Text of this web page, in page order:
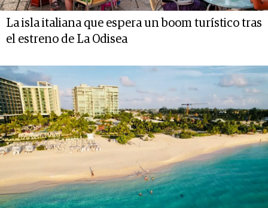
La isla italiana que espera un boom turístico tras
el estreno de La Odisea